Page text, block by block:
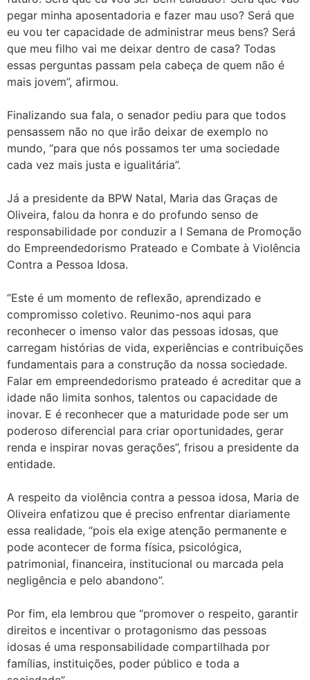
pegar minha aposentadoria e fazer mau uso? Será que
eu vou ter capacidade de administrar meus bens? Será
que meu filho vai me deixar dentro de casa? Todas
essas perguntas passam pela cabeça de quem não é
mais jovem”, afirmou.
Finalizando sua fala, o senador pediu para que todos
pensassem não no que irão deixar de exemplo no
mundo, “para que nós possamos ter uma sociedade
cada vez mais justa e igualitária”.
Já a presidente da BPW Natal, Maria das Graças de
Oliveira, falou da honra e do profundo senso de
responsabilidade por conduzir a I Semana de Promoção
do Empreendedorismo Prateado e Combate à Violência
Contra a Pessoa Idosa.
“Este é um momento de reflexão, aprendizado e
compromisso coletivo. Reunimo-nos aqui para
reconhecer o imenso valor das pessoas idosas, que
carregam histórias de vida, experiências e contribuições
fundamentais para a construção da nossa sociedade.
Falar em empreendedorismo prateado é acreditar que a
idade não limita sonhos, talentos ou capacidade de
inovar. E é reconhecer que a maturidade pode ser um
poderoso diferencial para criar oportunidades, gerar
renda e inspirar novas gerações”, frisou a presidente da
entidade.
A respeito da violência contra a pessoa idosa, Maria de
Oliveira enfatizou que é preciso enfrentar diariamente
essa realidade, “pois ela exige atenção permanente e
pode acontecer de forma física, psicológica,
patrimonial, financeira, institucional ou marcada pela
negligência e pelo abandono”.
Por fim, ela lembrou que “promover o respeito, garantir
direitos e incentivar o protagonismo das pessoas
idosas é uma responsabilidade compartilhada por
famílias, instituições, poder público e toda a